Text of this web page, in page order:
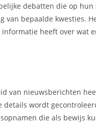
debatten die op
van bepaalde kwesties.
heeft over wat
van nieuwsberichten
wordt
die als bewijs